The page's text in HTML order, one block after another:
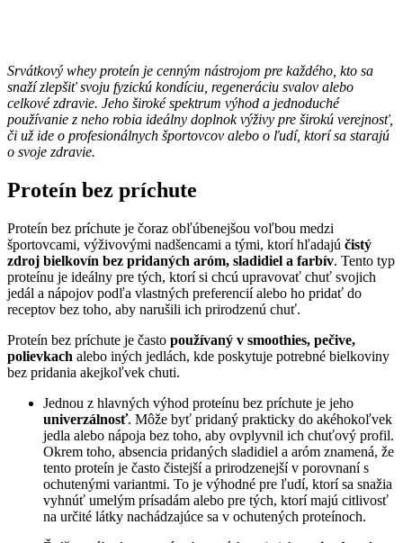
Srvátkový whey proteín je cenným nástrojom pre každého, kto sa
snaží zlepšiť svoju fyzickú kondíciu, regeneráciu svalov alebo
celkové zdravie. Jeho široké spektrum výhod a jednoduché
používanie z neho robia ideálny doplnok výživy pre širokú verejnosť,
či už ide o profesionálnych športovcov alebo o ľudí, ktorí sa starajú
o svoje zdravie.
Proteín bez príchute
Proteín bez príchute je čoraz obľúbenejšou voľbou medzi
športovcami, výživovými nadšencami a tými, ktorí hľadajú čistý
zdroj bielkovín bez pridaných aróm, sladidiel a farbív. Tento typ
proteínu je ideálny pre tých, ktorí si chcú upravovať chuť svojich
jedál a nápojov podľa vlastných preferencií alebo ho pridať do
receptov bez toho, aby narušili ich prirodzenú chuť.
Proteín bez príchute je často používaný v smoothies, pečive,
polievkach alebo iných jedlách, kde poskytuje potrebné bielkoviny
bez pridania akejkoľvek chuti.
Jednou z hlavných výhod proteínu bez príchute je jeho
univerzálnosť. Môže byť pridaný prakticky do akéhokoľvek
jedla alebo nápoja bez toho, aby ovplyvnil ich chuťový profil.
Okrem toho, absencia pridaných sladidiel a aróm znamená, že
tento proteín je často čistejší a prirodzenejší v porovnaní s
ochutenými variantmi. To je výhodné pre ľudí, ktorí sa snažia
vyhnúť umelým prísadám alebo pre tých, ktorí majú citlivosť
na určité látky nachádzajúce sa v ochutených proteínoch.